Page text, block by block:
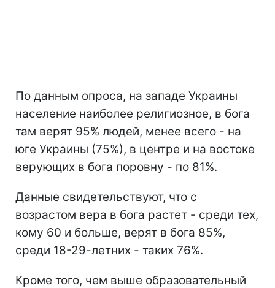
По данным опроса, на западе Украины
население наиболее религиозное, в бога
там верят 95% людей, менее всего - на
юге Украины (75%), в центре и на востоке
верующих в бога поровну - по 81%.
Данные свидетельствуют, что с
возрастом вера в бога растет - среди тех,
кому 60 и больше, верят в бога 85%,
среди 18-29-летних - таких 76%.
Кроме того, чем выше образовательный